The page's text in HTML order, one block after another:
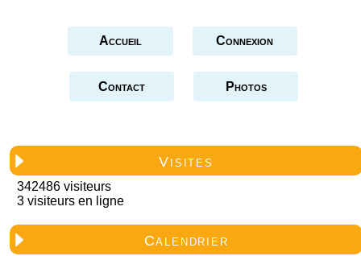
Accueil Connexion
Contact Photos
Visites
342486 visiteurs
3 visiteurs en ligne
Calendrier